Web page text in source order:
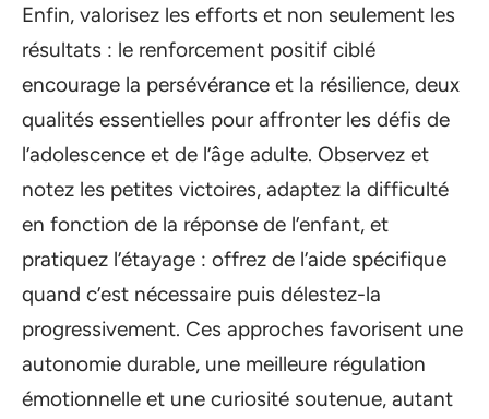
Enfin, valorisez les efforts et non seulement les
résultats : le renforcement positif ciblé
encourage la persévérance et la résilience, deux
qualités essentielles pour affronter les défis de
l’adolescence et de l’âge adulte. Observez et
notez les petites victoires, adaptez la difficulté
en fonction de la réponse de l’enfant, et
pratiquez l’étayage : offrez de l’aide spécifique
quand c’est nécessaire puis délestez-la
progressivement. Ces approches favorisent une
autonomie durable, une meilleure régulation
émotionnelle et une curiosité soutenue, autant